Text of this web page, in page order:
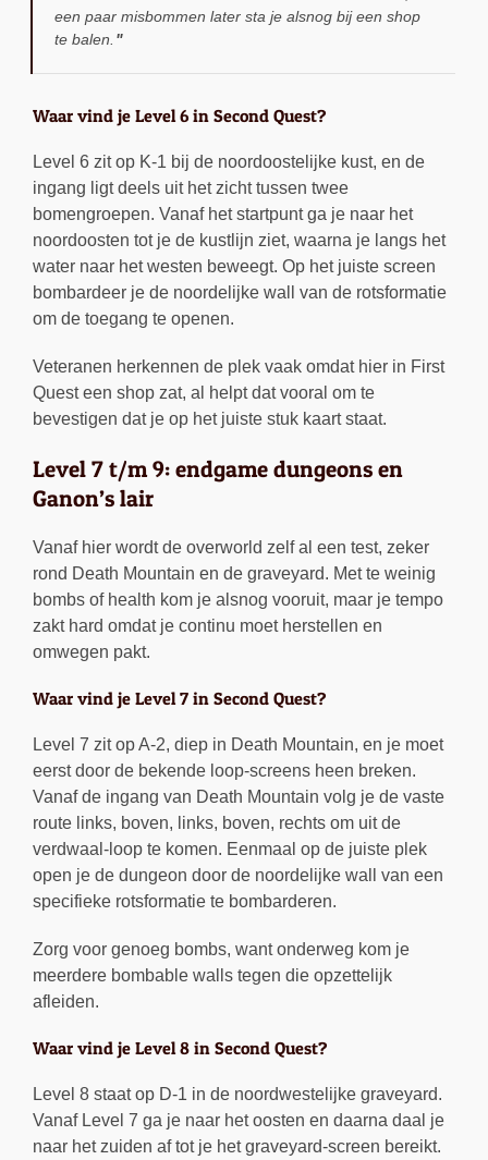
een paar misbommen later sta je alsnog bij een shop
te balen.
Waar vind je Level 6 in Second Quest?
Level 6 zit op K-1 bij de noordoostelijke kust, en de
ingang ligt deels uit het zicht tussen twee
bomengroepen. Vanaf het startpunt ga je naar het
noordoosten tot je de kustlijn ziet, waarna je langs het
water naar het westen beweegt. Op het juiste screen
bombardeer je de noordelijke wall van de rotsformatie
om de toegang te openen.
Veteranen herkennen de plek vaak omdat hier in First
Quest een shop zat, al helpt dat vooral om te
bevestigen dat je op het juiste stuk kaart staat.
Level 7 t/m 9: endgame dungeons en
Ganon’s lair
Vanaf hier wordt de overworld zelf al een test, zeker
rond Death Mountain en de graveyard. Met te weinig
bombs of health kom je alsnog vooruit, maar je tempo
zakt hard omdat je continu moet herstellen en
omwegen pakt.
Waar vind je Level 7 in Second Quest?
Level 7 zit op A-2, diep in Death Mountain, en je moet
eerst door de bekende loop-screens heen breken.
Vanaf de ingang van Death Mountain volg je de vaste
route links, boven, links, boven, rechts om uit de
verdwaal-loop te komen. Eenmaal op de juiste plek
open je de dungeon door de noordelijke wall van een
specifieke rotsformatie te bombarderen.
Zorg voor genoeg bombs, want onderweg kom je
meerdere bombable walls tegen die opzettelijk
afleiden.
Waar vind je Level 8 in Second Quest?
Level 8 staat op D-1 in de noordwestelijke graveyard.
Vanaf Level 7 ga je naar het oosten en daarna daal je
naar het zuiden af tot je het graveyard-screen bereikt.